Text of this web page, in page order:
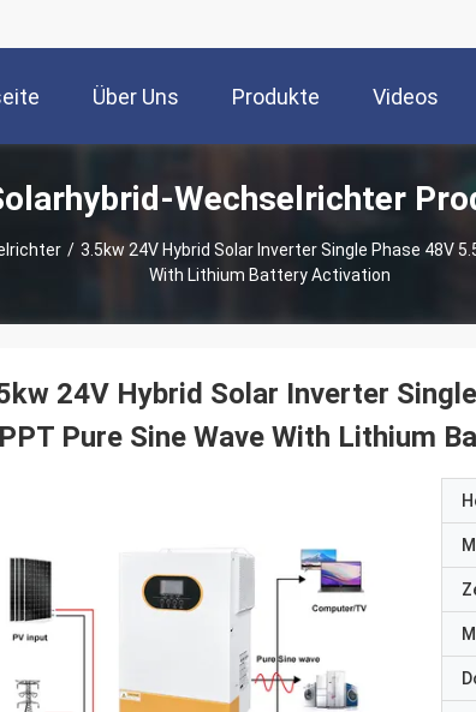
Über Uns Produkte Videos
Wechselrichter
/ 3.5kw 24V Hybrid Solar Inverter Single Phase 48V
With Lithium Battery Activation
24V Hybrid Solar Inverter
Pure Sine Wave With Lithium